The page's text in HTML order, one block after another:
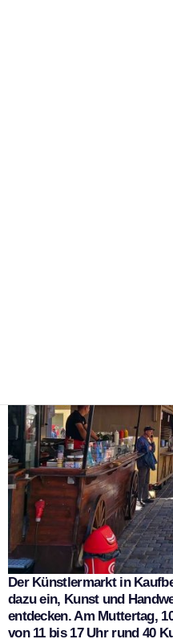
Der Künstlermarkt in
dazu ein, Kunst und
entdecken. Am Muttertag,
von 11 bis 17 Uhr rund 40